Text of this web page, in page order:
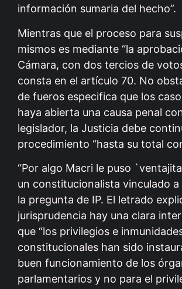
información sumaria del hecho”.
Mientras que el proceso para
mismos es mediante “la
Cámara, con dos tercios de
consta en el artículo 70. No
de fueros especifica que los
haya abierta una causa penal
legislador, la Justicia debe
procedimiento “hasta su total
“Por algo Macri le puso
un constitucionalista vinculado a
la pregunta de IP. El letrado
jurisprudencia hay una clara
que “los privilegios e
constitucionales han sido
buen funcionamiento de los
parlamentarios y no para el